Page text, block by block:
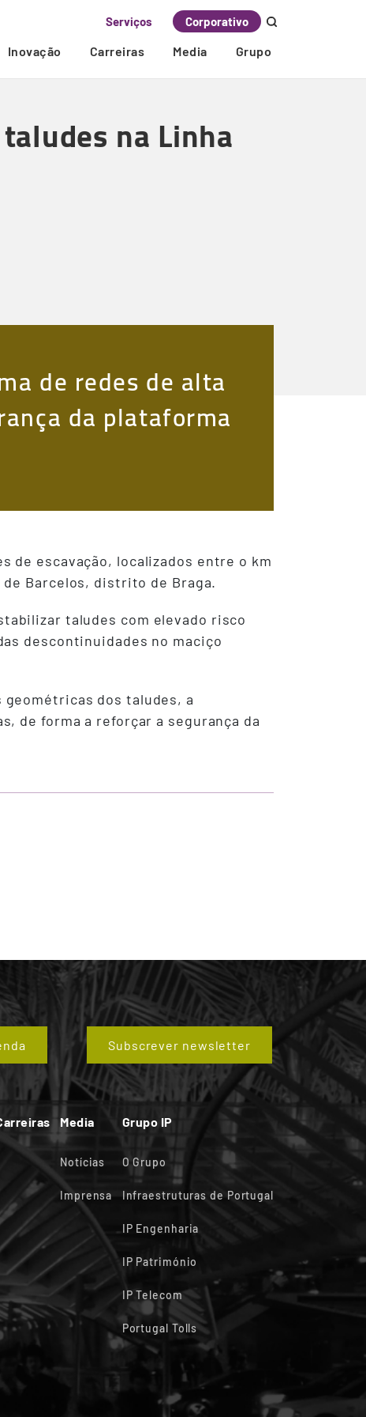
Serviços Corporativo
Inovação Carreiras Media Grupo
na Linha
de redes de alta
da plataforma
de escavação, localizados entre o km
Barcelos, distrito de Braga.
taludes com elevado risco
descontinuidades no maciço
dos taludes, a
de forma a reforçar a segurança da
Subscrever newsletter
Media
Notícias
Imprensa
Grupo IP
O Grupo
Infraestruturas de Portugal
IP Engenharia
IP Património
IP Telecom
Portugal Tolls